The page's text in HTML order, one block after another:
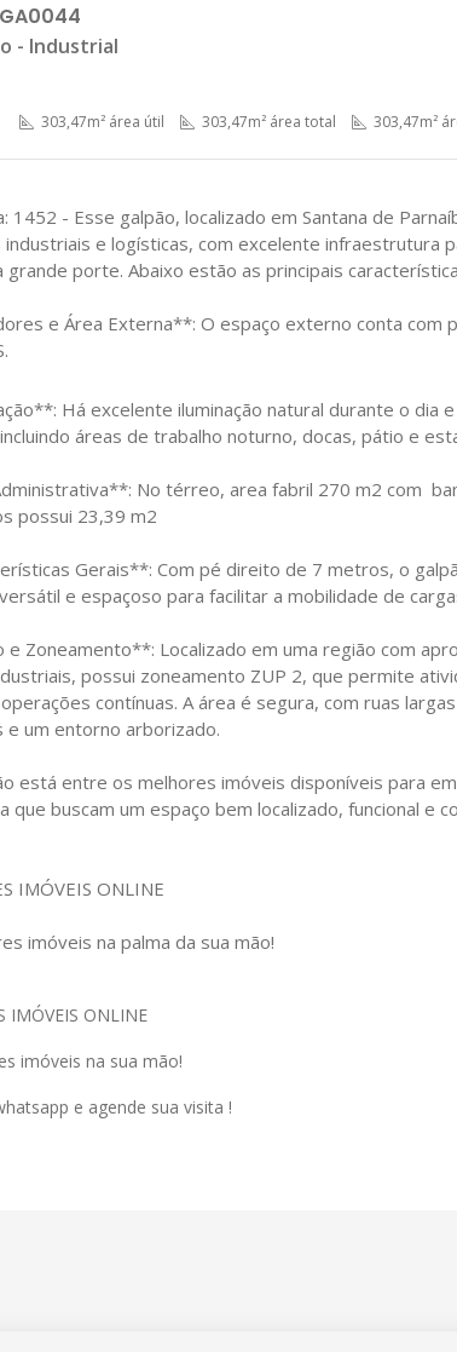
- Industrial
303,47m² área útil 303,47m² área total 303,47m²
1452 - Esse galpão, localizado em Santana de
e logísticas, com excelente infraestrutura
grande porte. Abaixo estão as principais
e Área Externa**: O espaço externo conta com
Há excelente iluminação natural durante o dia
áreas de trabalho noturno, docas, pátio e
No térreo, area fabril 270 m2 com
possui 23,39 m2
Gerais**: Com pé direito de 7 metros, o
e espaçoso para facilitar a mobilidade de
e Zoneamento**: Localizado em uma região com
possui zoneamento ZUP 2, que permite
contínuas. A área é segura, com ruas
e um entorno arborizado.
está entre os melhores imóveis disponíveis para
que buscam um espaço bem localizado, funcional e
IMÓVEIS ONLINE
imóveis na palma da sua mão!
IMÓVEIS ONLINE
imóveis na sua mão!
e agende sua visita !